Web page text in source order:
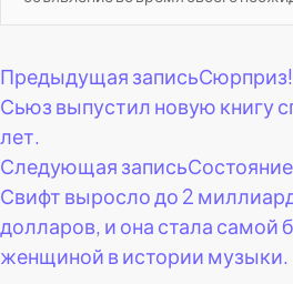
Навигация
по
записям
Предыдущая запись
Сьюз выпустил новую книгу
лет.
Следующая запись
Свифт выросло до 2
долларов, и она стала самой
женщиной в истории музыки.